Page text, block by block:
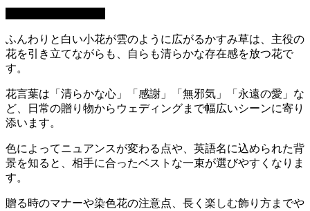
ふんわりと白い小花が雲のように広がるかすみ草は、主役の
花を引き立てながらも、自らも清らかな存在感を放つ花で
す。
花言葉は「清らかな心」「感謝」「無邪気」「永遠の愛」な
ど、日常の贈り物からウェディングまで幅広いシーンに寄り
添います。
色によってニュアンスが変わる点や、英語名に込められた背
景を知ると、相手に合ったベストな一束が選びやすくなりま
す。
贈る時のマナーや染色花の注意点、長く楽しむ飾り方までや